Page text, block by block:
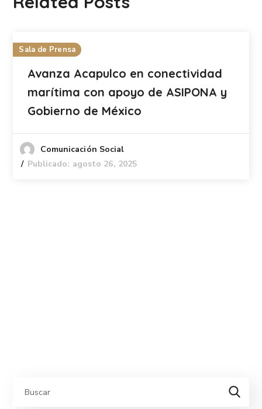
Sala de Prensa
Avanza Acapulco en conectividad
marítima con apoyo de ASIPONA y
Gobierno de México
Comunicación Social
Publicado: agosto 26, 2025